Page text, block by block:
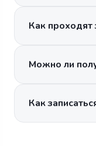
Как проходят
Можно ли
Как